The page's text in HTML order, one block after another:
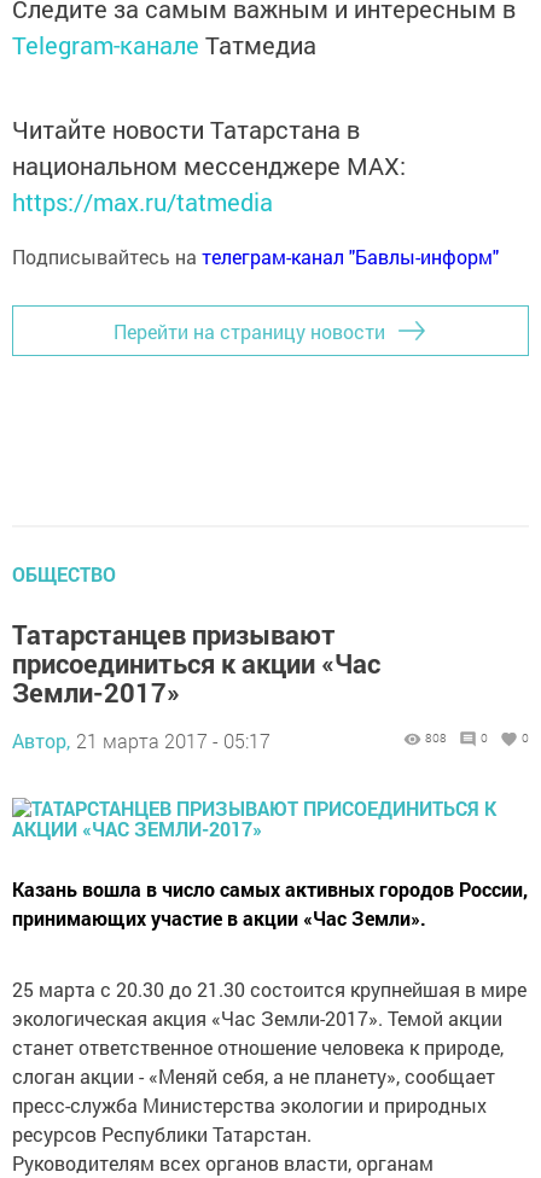
Следите за самым важным и интересным в
Telegram-канале Татмедиа
Читайте новости Татарстана в
национальном мессенджере MАХ:
https://max.ru/tatmedia
Подписывайтесь на телеграм-канал "Бавлы-информ"
Перейти на страницу новости
ОБЩЕСТВО
Татарстанцев призывают
присоединиться к акции «Час
Земли-2017»
Автор, 21 марта 2017 - 05:17 808 0 0
Казань вошла в число самых активных городов России,
принимающих участие в акции «Час Земли».
25 марта с 20.30 до 21.30 состоится крупнейшая в мире
экологическая акция «Час Земли-2017». Темой акции
станет ответственное отношение человека к природе,
слоган акции - «Меняй себя, а не планету», сообщает
пресс-служба Министерства экологии и природных
ресурсов Республики Татарстан.
Руководителям всех органов власти, органам